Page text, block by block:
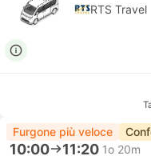
RTS Travel
Furgone più veloce
10:00 11:20 1o 20m